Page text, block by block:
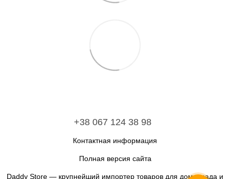
+38 067 124 38 98
Контактная информация
Полная версия сайта
Daddy Store — крупнейший импортер товаров для дома, сада и